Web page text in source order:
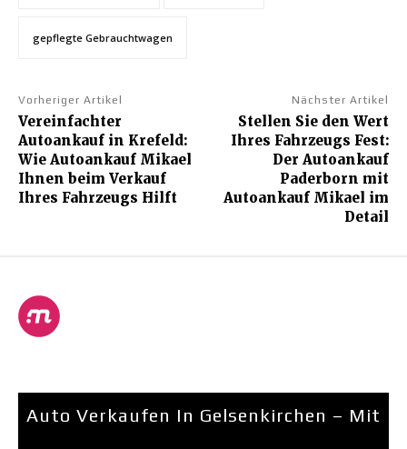
gepflegte Gebrauchtwagen
Vorheriger Artikel
Vereinfachter
Autoankauf in Krefeld:
Wie Autoankauf Mikael
Ihnen beim Verkauf
Ihres Fahrzeugs Hilft
Nächster Artikel
Stellen Sie den Wert
Ihres Fahrzeugs Fest:
Der Autoankauf
Paderborn mit
Autoankauf Mikael im
Detail
Auto Verkaufen In Gelsenkirchen – Mit